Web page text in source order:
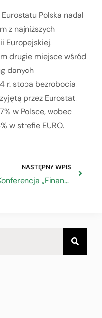
Polska nadal
z najniższych
Europejskiej.
drugie miejsce wśród
danych
r. stopa bezrobocia,
przez Eurostat,
w Polsce, wobec
w strefie EURO.
NASTĘPNY WPIS
Konferencja „Finansowanie ochrony środowiska z Programów UE”